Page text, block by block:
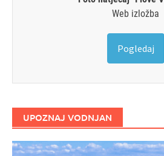
Web izložba
Pogledaj
UPOZNAJ VODNJAN